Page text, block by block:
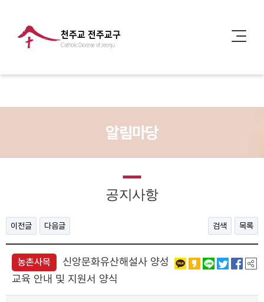
천주교 전주교구
Catholic Diocese of Jeonju
알림마당
공지사항
이전글 다음글 검색 목록
농촌사목
신앙문화유산해설사 양성
교육 안내 및 지원서 양식